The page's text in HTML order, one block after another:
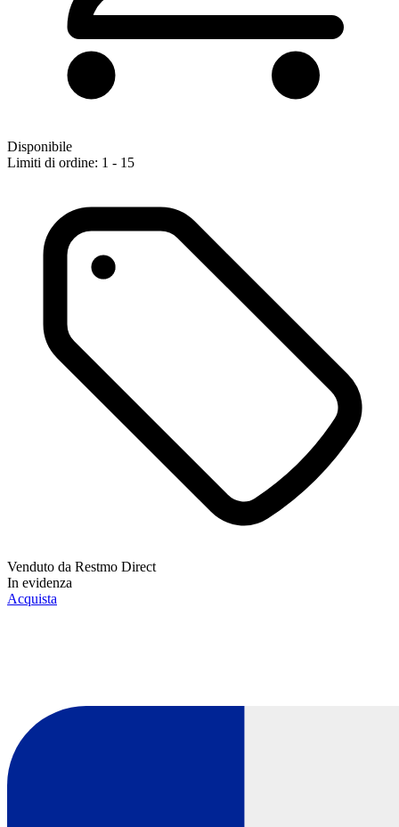
Disponibile
Limiti di ordine: 1 - 15
Venduto da Restmo Direct
In evidenza
Acquista